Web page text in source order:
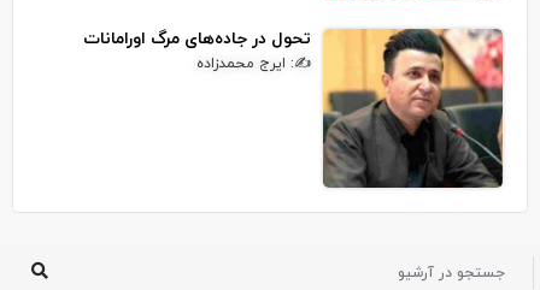
تحول در جاده‌های مرگ اورامانات
✍: ایرج محمدزاده